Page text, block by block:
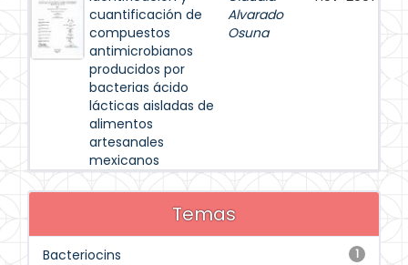
cuantificación de
compuestos
antimicrobianos
producidos por
bacterias ácido
lácticas aisladas de
alimentos
artesanales
mexicanos
Alvarado
Osuna
Temas
1
Bacteriocins